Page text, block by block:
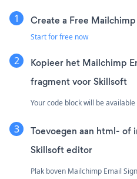
Create a Free
Start for free now
Kopieer het Mailchimp
fragment voor Skillsoft
Your code block will be
Toevoegen aan html-
Skillsoft editor
Plak boven Mailchimp Email